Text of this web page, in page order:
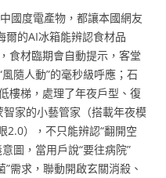
國度電產物，都讓本國網友
爾的AI冰箱能辨認食材品
食材臨期會自動提示，客堂
隨人動”的毫秒級呼應；石
樓梯，處理了年夜戶型、復
家的小藝管家（搭載年夜模
2.0），不只能辨認“翻開空
圖，當用戶說“要往病院”
需求，聯動開啟玄關消殺、